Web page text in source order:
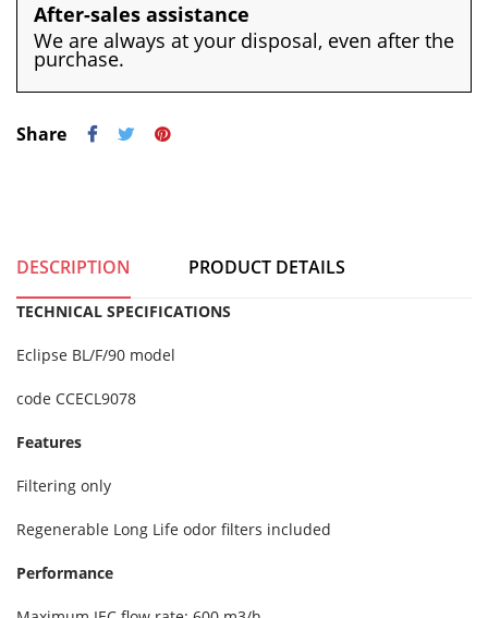
After-sales assistance
We are always at your disposal, even after the
purchase.
Share
DESCRIPTION PRODUCT DETAILS
TECHNICAL SPECIFICATIONS
Eclipse BL/F/90 model
code CCECL9078
Features
Filtering only
Regenerable Long Life odor filters included
Performance